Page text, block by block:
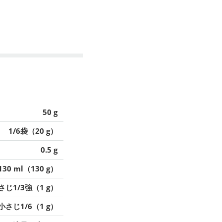
50 g
1/6袋（20 g）
0.5 g
ml（130 g）
じ1/3強（1 g）
さじ1/6（1 g）